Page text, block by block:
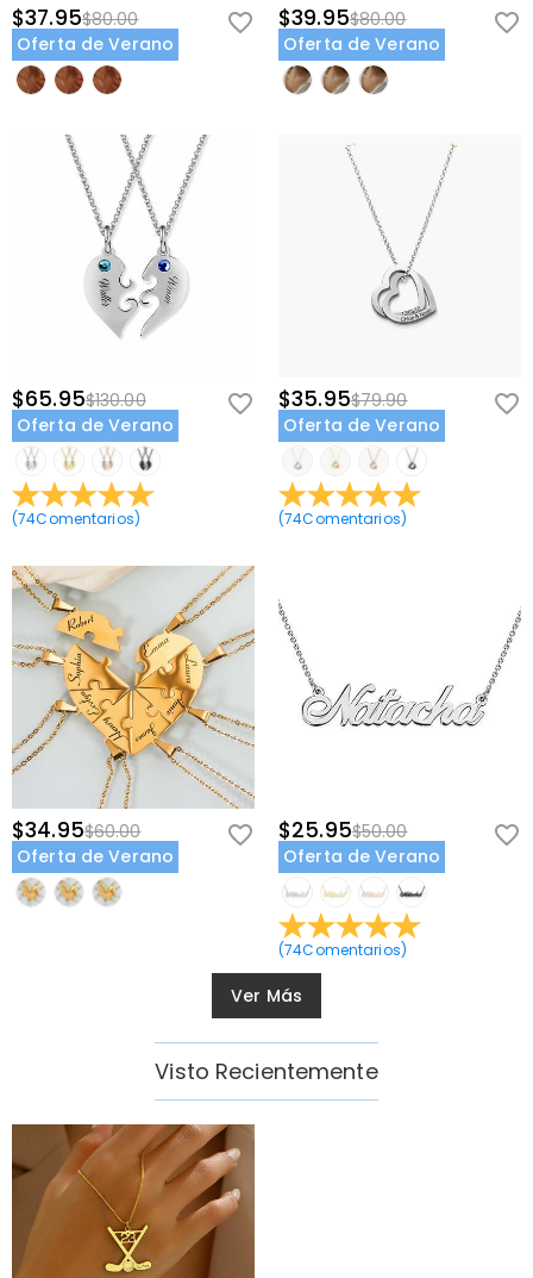
$37.95$80.00
Oferta de Verano
$39.95$80.00
Oferta de Verano
$65.95$130.00
Oferta de Verano
(74Comentarios)
$35.95$79.90
Oferta de Verano
(74Comentarios)
$34.95$60.00
Oferta de Verano
$25.95$50.00
Oferta de Verano
(74Comentarios)
Ver Más
Visto Recientemente